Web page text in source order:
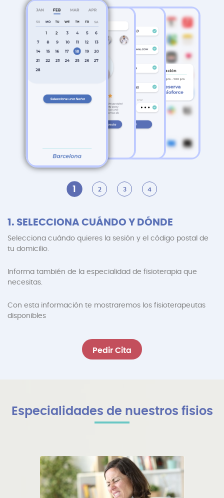
1 2 3 4
1. SELECCIONA CUÁNDO Y DÓNDE
Selecciona cuándo quieres la sesión y el código postal de
tu domicilio.
Informa también de la especialidad de fisioterapia que
necesitas.
Con esta información te mostraremos los fisioterapeutas
disponibles
Pedir Cita
directorio
Especialidades de nuestros fisios